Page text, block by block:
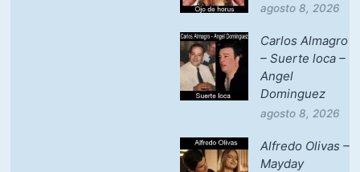
agosto 8, 2026
Carlos Almagro
– Suerte loca –
Angel
Dominguez
agosto 8, 2026
Alfredo Olivas –
Mayday